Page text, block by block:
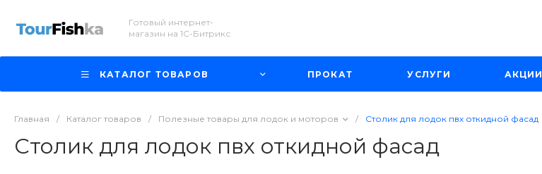
Готовый интернет-
магазин на 1С-Битрикс
КАТАЛОГ ТОВАРОВ ПРОКАТ УСЛУГИ АКЦИИ
Главная / Каталог товаров / Полезные товары для лодок и моторов / Столик для лодок пвх откидной фасад
Столик для лодок пвх откидной фасад